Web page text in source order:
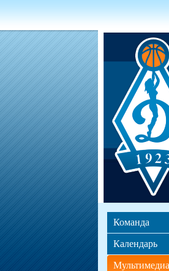
Команда
Календарь
Мультимедиа